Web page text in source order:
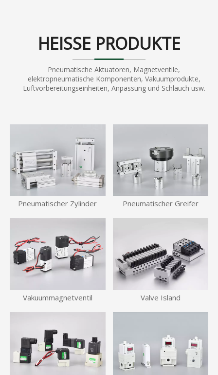
HEISSE PRODUKTE
Pneumatische Aktuatoren, Magnetventile,
elektropneumatische Komponenten, Vakuumprodukte,
Luftvorbereitungseinheiten, Anpassung und Schlauch usw.
Pneumatischer Zylinder Pneumatischer Greifer
Vakuummagnetventil Valve Island